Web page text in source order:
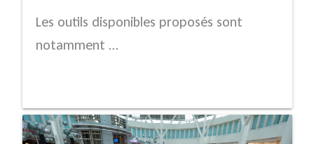
Les outils disponibles proposés sont
notamment …